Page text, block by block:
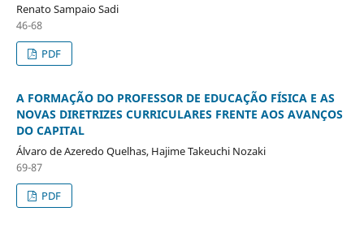
Renato Sampaio Sadi
46-68
PDF
A FORMAÇÃO DO PROFESSOR DE EDUCAÇÃO FÍSICA E AS
NOVAS DIRETRIZES CURRICULARES FRENTE AOS AVANÇOS
DO CAPITAL
Álvaro de Azeredo Quelhas, Hajime Takeuchi Nozaki
69-87
PDF